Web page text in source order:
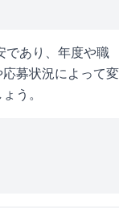
であり、年度や職
募状況によって変
う。